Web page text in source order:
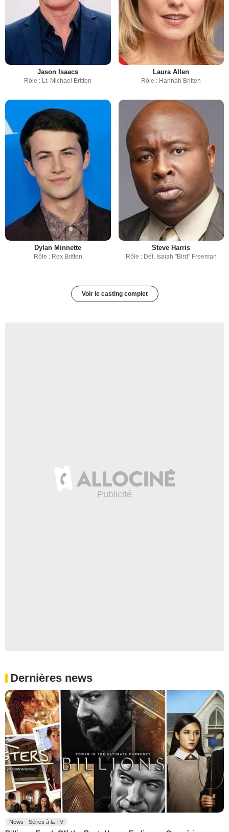
Jason Isaacs
Rôle : Lt. Michael Britten
Laura Allen
Rôle : Hannah Britten
Dylan Minnette
Rôle : Rex Britten
Steve Harris
Rôle : Dét. Isaiah "Bird" Freeman
Voir le casting complet
Dernières news
News - Séries à la TV